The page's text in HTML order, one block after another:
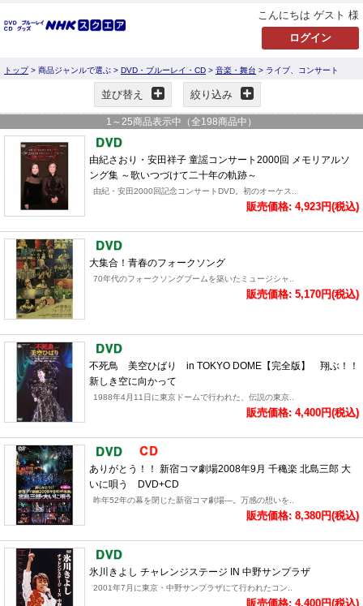
こんにちは ゲスト 様
トップ> 商品ジャンルで選ぶ > DVD・ブルーレイ・CD > 音楽・舞台 > ライブ、コンサート
並び替え 絞り込み
1 ～ 25商品表示中（全198商品中）
由紀さおり・安田祥子 童謡コンサート2000回 メモリアルソ
ング集 ～歌いつづけて二十年の軌跡～
由紀・安田2000回記念コンサートDVD。初のオーケス..
販売価格: 4,923円(税込)
大集合！青春のフォークソング
70年代のフォークソングブームを築いたミュージシャ..
販売価格: 5,170円(税込)
不死鳥 美空ひばり in TOKYO DOME【完全版】 翔ぶ！！
新しき空に向かって
1988年4月11日に東京ドームで行われた、伝説の東京..
販売価格: 4,400円(税込)
ありがとう！！ 新宿コマ劇場2008年9月 千穐楽 北島三郎 大
いに唄う DVD+CD
昨年52年の幕を閉じた新宿コマ劇場―。万感の想いを..
販売価格: 8,380円(税込)
氷川きよし チャレンジステージ IN 中野サンプラザ
2001年7月に東京・中野サンプラザにて行われたコン..
販売価格: 4,400円(税込)